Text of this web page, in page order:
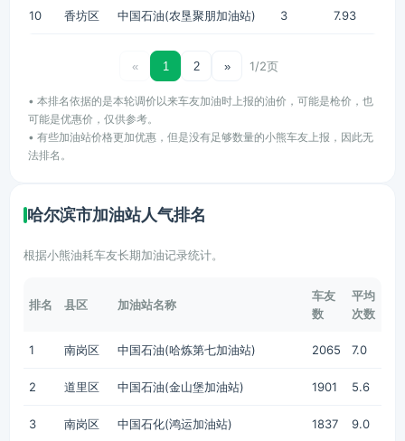
10 香坊区 中国石油(农垦聚朋加油站) 3 7.93
« 1 2 » 1/2页
• 本排名依据的是本轮调价以来车友加油时上报的油价，可能是枪价，也
可能是优惠价，仅供参考。
• 有些加油站价格更加优惠，但是没有足够数量的小熊车友上报，因此无
法排名。
哈尔滨市加油站人气排名
根据小熊油耗车友长期加油记录统计。
排名 县区 加油站名称
车友
数
平均
次数
1 南岗区 中国石油(哈炼第七加油站) 2065 7.0
2 道里区 中国石油(金山堡加油站) 1901 5.6
3 南岗区 中国石化(鸿运加油站) 1837 9.0